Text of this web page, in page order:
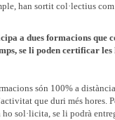
han sortit col·lectius
a dues formacions que
se li poden certificar les
són 100% a
que duri més hores.
ho sol·licita, se li podrà